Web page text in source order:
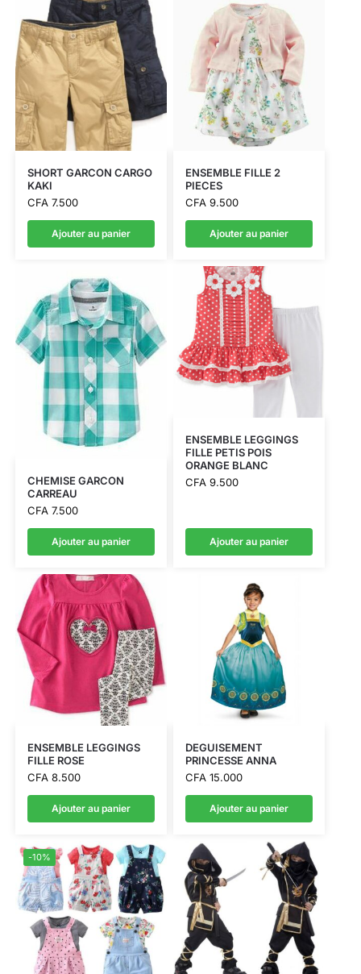
SHORT GARCON CARGO
KAKI
CFA7.500
Ajouter au panier
ENSEMBLE FILLE 2
PIECES
CFA9.500
Ajouter au panier
CHEMISE GARCON
CARREAU
CFA7.500
Ajouter au panier
ENSEMBLE LEGGINGS
FILLE PETIS POIS
ORANGE BLANC
CFA9.500
Ajouter au panier
ENSEMBLE LEGGINGS
FILLE ROSE
CFA8.500
Ajouter au panier
DEGUISEMENT
PRINCESSE ANNA
CFA15.000
Ajouter au panier
-10%